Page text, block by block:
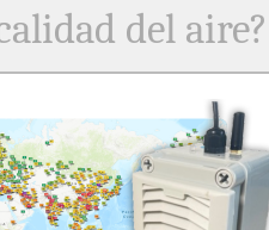
del aire?